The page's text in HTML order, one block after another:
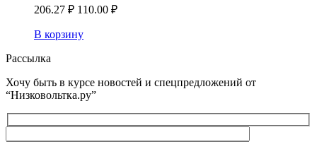
206.27 ₽ 110.00 ₽
В корзину
Рассылка
Хочу быть в курсе новостей и спецпредложений от
“Низковольтка.ру”